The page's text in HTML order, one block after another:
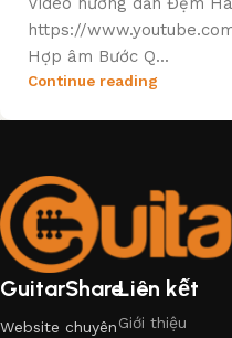
https://
Hợp âm Bước Q...
Continue reading
GuitarShare
Website chuyên
Liên kết
Giới thiệu